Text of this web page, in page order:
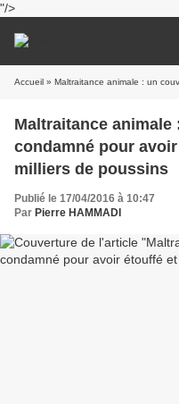
"/>
Accueil » Maltraitance animale : un couvoir
Maltraitance
condamné pour
milliers de poussins
Publié le 17/04/2016 à 10:47
Par Pierre HAMMADI